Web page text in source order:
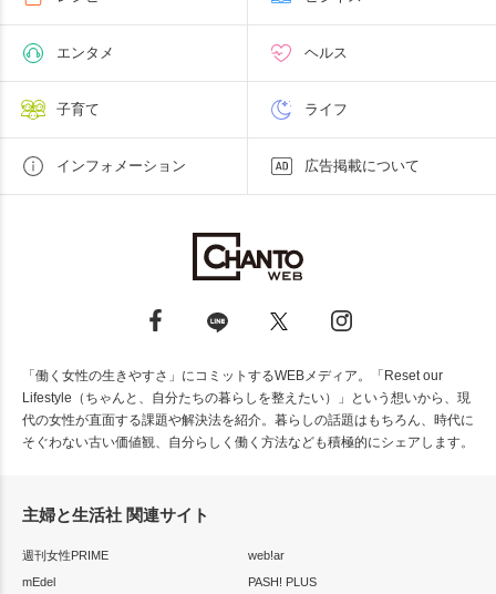
エンタメ ヘルス
子育て ライフ
インフォメーション 広告掲載について
「働く女性の生きやすさ」にコミットするWEBメディア。「Reset our
Lifestyle（ちゃんと、自分たちの暮らしを整えたい）」という想いから、現
代の女性が直面する課題や解決法を紹介。暮らしの話題はもちろん、時代に
そぐわない古い価値観、自分らしく働く方法なども積極的にシェアします。
主婦と生活社 関連サイト
週刊女性PRIME
web!ar
mEdel
PASH! PLUS